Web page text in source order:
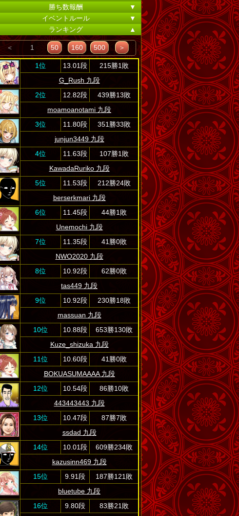
勝ち数報酬
▼
イベントルール
▼
ランキング
▲
＜ 1 50 160 500 ＞
1位 13.01段
215勝1敗
G_Rush 九段
2位
12.82段
439勝13敗
moamoanotami 九段
3位
11.80段
351勝33敗
junjun3449 九段
4位
11.63段
107勝1敗
KawadaRuriko 九段
5位
11.53段
212勝24敗
berserkmari 九段
6位
11.45段
44勝1敗
Unemochi 九段
7位
11.35段
41勝0敗
NWO2020 九段
8位
10.92段
62勝0敗
tas449 九段
9位
10.92段
230勝18敗
massuan 九段
10位
10.88段
653勝130敗
Kuze_shizuka 九段
11位
10.60段
41勝0敗
BOKUASUMAAAA 九段
12位
10.54段
86勝10敗
443443443 九段
13位
10.47段
87勝7敗
ssdad 九段
14位
10.01段
609勝234敗
kazusinn469 九段
15位
9.91段
187勝121敗
bluetube 九段
16位
9.80段
83勝21敗